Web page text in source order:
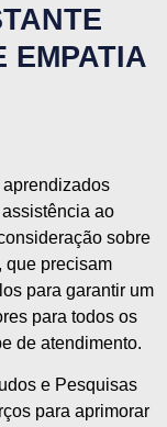
EMPATIA
aprendizados
ao
sobre
que precisam
para garantir um
para todos os
de atendimento.
e Pesquisas
para aprimorar